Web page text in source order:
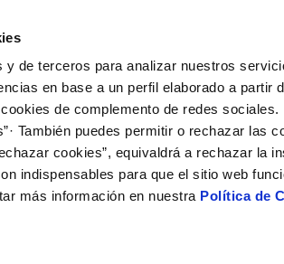
y de terceros para analizar nuestros
en base a un perfil elaborado a partir
de complemento de redes
También puedes permitir o rechazar las
cookies”, equivaldrá a rechazar la
indispensables para que el sitio web
más información en nuestra Política de
de titular
de suministro
Tu Servicio
AL CLIENTE
contacto
y afectaciones
Carta de
Customer
Tu Agua
del agua
consumidor
CUIDADOS
Consejos
Depósitos
DE GESTIÓN Y CERTIFICADOS
MEDIDAS ANTIFRAUDE
PERFIL
público
Portal del